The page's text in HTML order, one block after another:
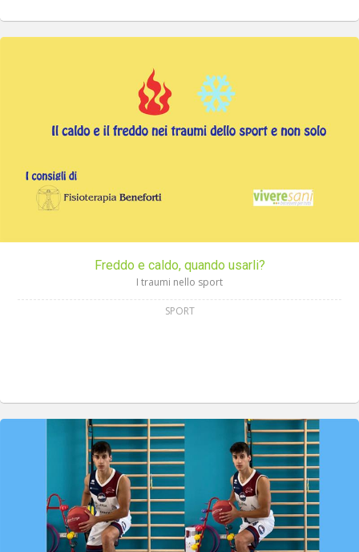
Freddo e caldo, quando usarli?
I traumi nello sport
SPORT